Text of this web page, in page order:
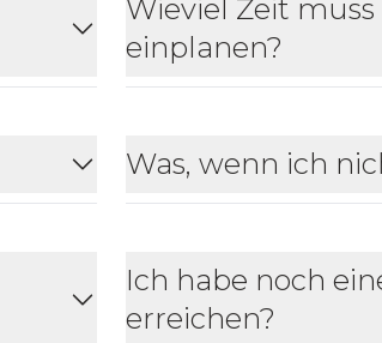
Wieviel Zeit
einplanen?
Was, wenn ich
Ich habe noch
erreichen?